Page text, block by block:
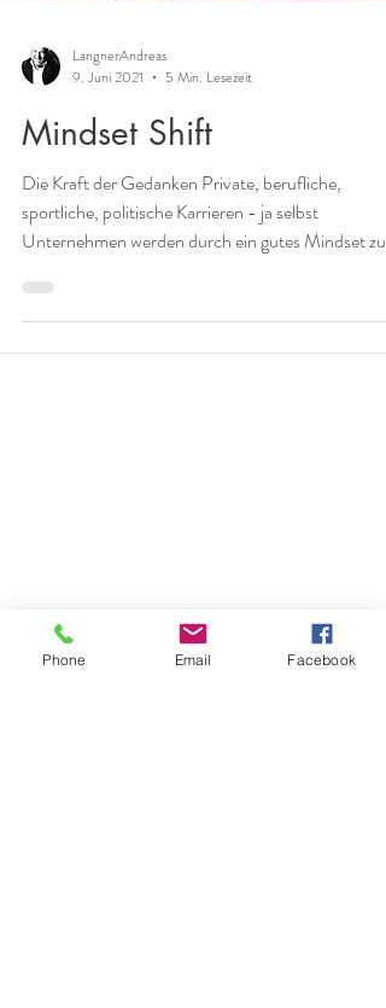
LangnerAndreas
9. Juni 2021
5 Min. Lesezeit
Mindset Shift
Die Kraft der Gedanken Private, berufliche,
sportliche, politische Karrieren - ja selbst
Phone Email Facebook